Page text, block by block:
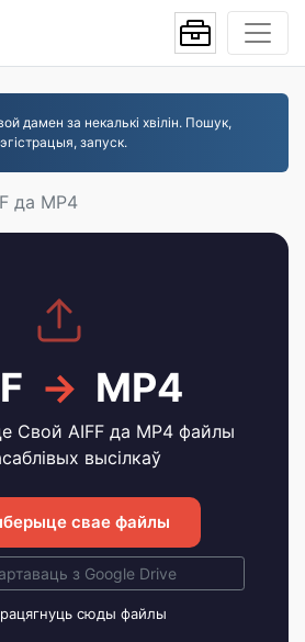
дамен за некалькі хвілін. Пошук,
запуск.
да MP4
→ MP4
Свой AIFF да MP4 файлы
высілкаў
свае файлы
з Google Drive
сюды файлы